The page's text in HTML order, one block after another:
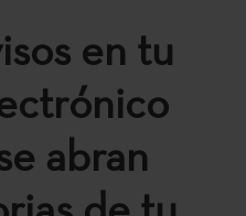
en tu
abran